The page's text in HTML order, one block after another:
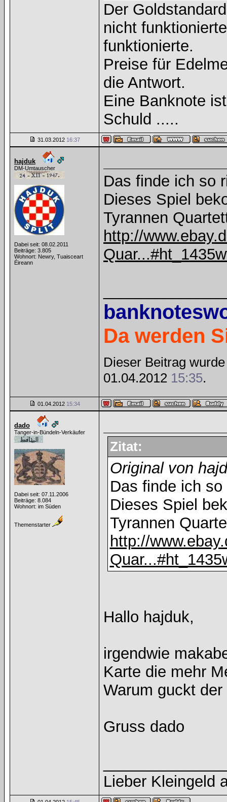
Der
nicht
funktionierte.
Preise für
die Antwort.
Eine Banknote
Schuld .....
31.03.2012 16:37
hajduk
DM-Umtauscher
Dabei seit: 08.02.2011
Beiträge: 3.805
Wohnort: Newry, Tuaisceart
Éireann
Das finde ich so
Dieses Spiel
Tyrannen
http://
Da werden
Dieser Beitrag
01.04.2012 15:35.
01.04.2012 15:34
dado
Tanger-in-Bündeln-Verkäufer
Dabei seit: 07.11.2006
Beiträge: 8.084
Wohnort: im Süden
Themenstarter
Zitat:
Original von
Das finde ich
Dieses Spiel
Tyrannen
http://
Hallo hajduk,
irgendwie
Karte die mehr
Warum guckt
Gruss dado
Lieber Kleingeld